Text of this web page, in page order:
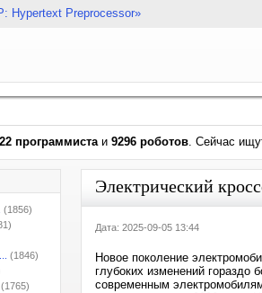
Hypertext Preprocessor»
программистаи 9296 роботов. Сейчас
(1856)
(1846)
(1765)
Электрический
Дата: 2025-09-05 13:44
Новое поколение
глубоких изменений
современным